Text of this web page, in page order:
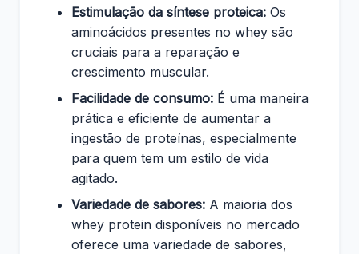
Estimulação da síntese proteica: Os
aminoácidos presentes no whey são
cruciais para a reparação e
crescimento muscular.
Facilidade de consumo: É uma maneira
prática e eficiente de aumentar a
ingestão de proteínas, especialmente
para quem tem um estilo de vida
agitado.
Variedade de sabores: A maioria dos
whey protein disponíveis no mercado
oferece uma variedade de sabores,